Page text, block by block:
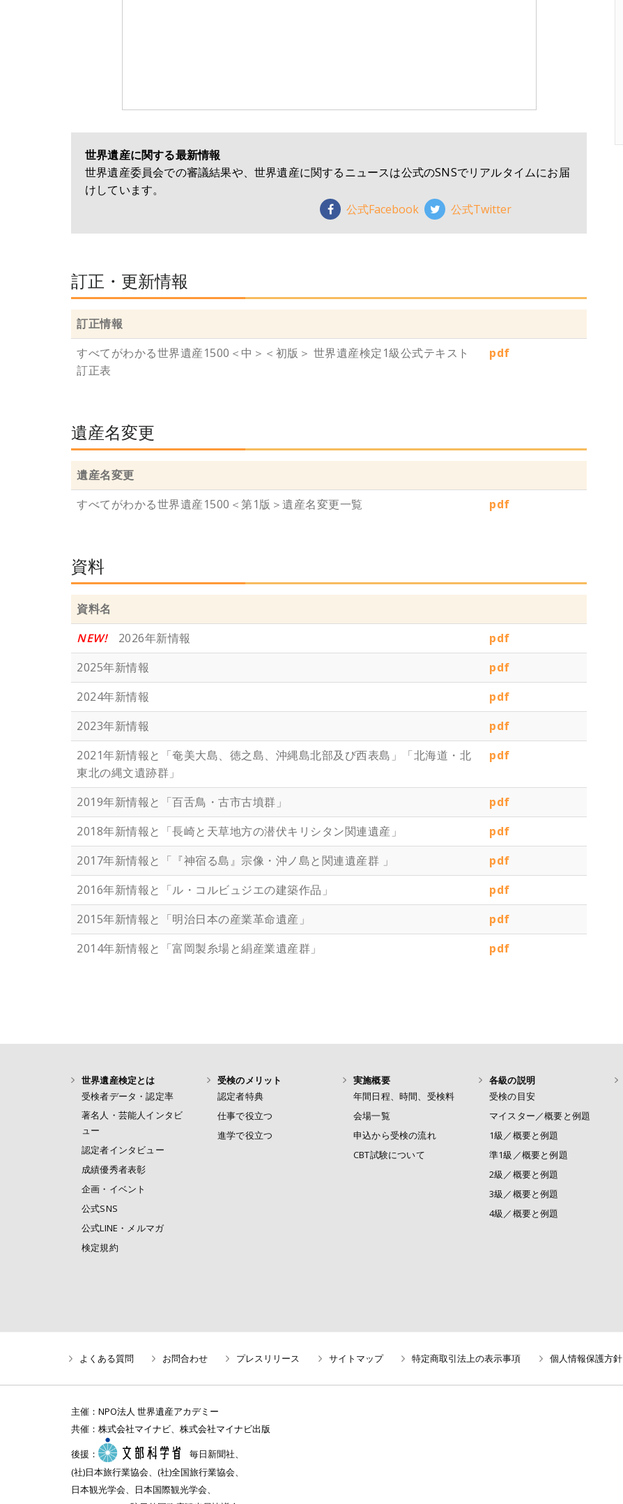
世界遺産に関する最新情報
世界遺産委員会での審議結果や、世界遺産に関するニュースは公式のSNSでリアルタイムにお届
けしています。
公式Facebook
公式Twitter
訂正・更新情報
訂正情報
すべてがわかる世界遺産1500＜中＞＜初版＞ 世界遺産検定1級公式テキスト
訂正表
pdf
遺産名変更
遺産名変更
すべてがわかる世界遺産1500＜第1版＞遺産名変更一覧
pdf
資料
資料名
NEW!2026年新情報
pdf
2025年新情報
pdf
2024年新情報
pdf
2023年新情報
pdf
2021年新情報と「奄美大島、徳之島、沖縄島北部及び西表島」「北海道・北
東北の縄文遺跡群」
pdf
2019年新情報と「百舌鳥・古市古墳群」
pdf
2018年新情報と「長崎と天草地方の潜伏キリシタン関連遺産」
pdf
2017年新情報と「『神宿る島』宗像・沖ノ島と関連遺産群 」
pdf
2016年新情報と「ル・コルビュジエの建築作品」
pdf
2015年新情報と「明治日本の産業革命遺産」
pdf
2014年新情報と「富岡製糸場と絹産業遺産群」
pdf
世界遺産検定とは
受検者データ・認定率
著名人・芸能人インタビ
ュー
認定者インタビュー
成績優秀者表彰
企画・イベント
公式SNS
公式LINE・メルマガ
検定規約
受検のメリット
認定者特典
仕事で役立つ
進学で役立つ
実施概要
年間日程、時間、受検料
会場一覧
申込から受検の流れ
CBT試験について
各級の説明
受検の目安
マイスター／概要と例題
1級／概要と例題
準1級／概要と例題
2級／概要と例題
3級／概要と例題
4級／概要と例題
よくある質問 お問合わせ プレスリリース サイトマップ 特定商取引法上の表示事項 個人情報保護方針
主催： NPO法人 世界遺産アカデミー
共催： 株式会社マイナビ、 株式会社マイナビ出版
後援：
毎日新聞社、
(社)日本旅行業協会、(社)全国旅行業協会、
日本観光学会、日本国際観光学会、